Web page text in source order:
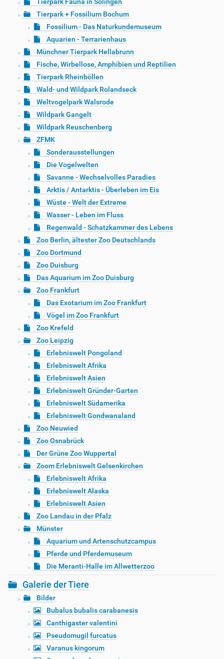
Tierpark Fauna in Solingen
Tierpark + Fossilium Bochum
Fossilium - Das Naturkundemuseum
Aquarien - Terrarienhaus
Münchner Tierpark Hellabrunn
Fische, Wirbellose, Amphibien und Reptilien
Tierpark Rheinböllen
Wald- und Wildpark Rolandseck
Weltvogelpark Walsrode
Wildpark Gangelt
Wildpark Reuschenberg
ZFMK
Sonderausstellungen
Die Vogelwelten
Savanne - Wechselvolles Paradies
Arktis / Antarktis - Überleben im Eis
Wüste - Welt der Extreme
Wasser - Leben im Fluss
Regenwald - Schatzkammer des Lebens
Zoo Berlin, ältester Zoo Deutschlands
Zoo Dortmund
Zoo Duisburg
Das Aquarium im Zoo Duisburg
Zoo Frankfurt
Das Exotarium im Zoo Frankfurt
Vögel im Zoo Frankfurt
Zoo Krefeld
Zoo Leipzig
Erlebniswelt Pongoland
Erlebniswelt Afrika
Erlebniswelt Asien
Erlebniswelt Gründer-Garten
Erlebniswelt Südamerika
Erlebniswelt Gondwanaland
Zoo Neuwied
Zoo Osnabrück
Der Grüne Zoo Wuppertal
Zoom Erlebniswelt Gelsenkirchen
Erlebniswelt Afrika
Erlebniswelt Alaska
Erlebniswelt Asien
Zoo Landau in der Pfalz
Münster
Aquarium und Artenschutzcampus
Pferde und Pferdemuseum
Die Meranti-Halle im Allwetterzoo
Galerie der Tiere
Bilder
Bubalus bubalis carabanesis
Canthigaster valentini
Pseudomugil furcatus
Varanus kingorum